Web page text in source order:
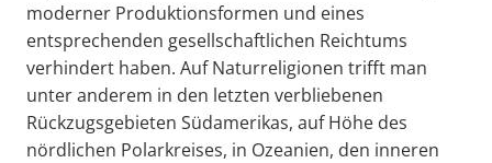
moderner Produktionsformen und eines
entsprechenden gesellschaftlichen Reichtums
verhindert haben. Auf Naturreligionen trifft man
unter anderem in den letzten verbliebenen
Rückzugsgebieten Südamerikas, auf Höhe des
nördlichen Polarkreises, in Ozeanien, den inneren